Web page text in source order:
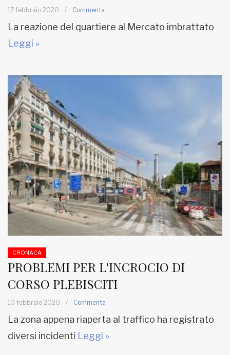
17 febbraio 2020 / Commenta
La reazione del quartiere al Mercato imbrattato
Leggi »
CRONACA
PROBLEMI PER L'INCROCIO DI
CORSO PLEBISCITI
10 febbraio 2020 / Commenta
La zona appena riaperta al traffico ha registrato
diversi incidenti Leggi »